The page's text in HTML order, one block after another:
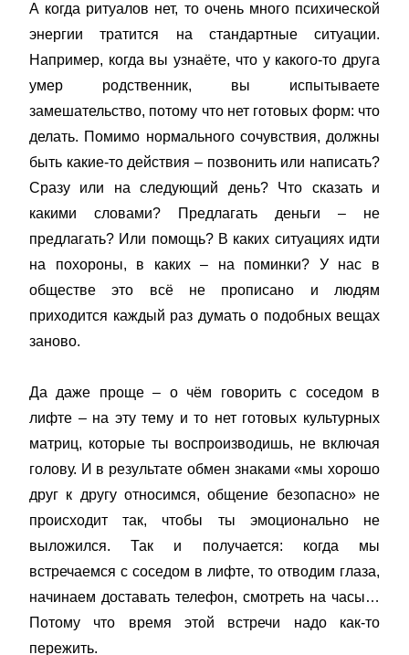
А когда ритуалов нет, то очень много психической
энергии тратится на стандартные ситуации.
Например, когда вы узнаёте, что у какого-то друга
умер родственник, вы испытываете
замешательство, потому что нет готовых форм: что
делать. Помимо нормального сочувствия, должны
быть какие-то действия – позвонить или написать?
Сразу или на следующий день? Что сказать и
какими словами? Предлагать деньги – не
предлагать? Или помощь? В каких ситуациях идти
на похороны, в каких – на поминки? У нас в
обществе это всё не прописано и людям
приходится каждый раз думать о подобных вещах
заново.
Да даже проще – о чём говорить с соседом в
лифте – на эту тему и то нет готовых культурных
матриц, которые ты воспроизводишь, не включая
голову. И в результате обмен знаками «мы хорошо
друг к другу относимся, общение безопасно» не
происходит так, чтобы ты эмоционально не
выложился. Так и получается: когда мы
встречаемся с соседом в лифте, то отводим глаза,
начинаем доставать телефон, смотреть на часы…
Потому что время этой встречи надо как-то
пережить.